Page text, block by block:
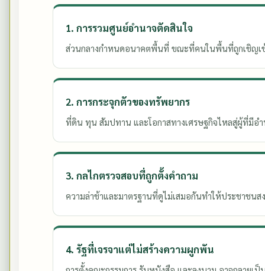
1. การรวมศูนย์อำนาจตัดสินใจ
ส่วนกลางกำหนดอนาคตพื้นที่ ขณะที่คนในพื้นที่ถูกเชิญเข้
2. การกระจุกตัวของทรัพยากร
ที่ดิน ทุน สัมปทาน และโอกาสทางเศรษฐกิจไหลสู่ผู้ที่มีอำ
3. กลไกตรวจสอบที่ถูกตั้งคำถาม
ความล่าช้าและมาตรฐานที่ดูไม่เสมอกันทำให้ประชาชนส
4. รัฐที่เจรจาแต่ไม่สร้างความผูกพัน